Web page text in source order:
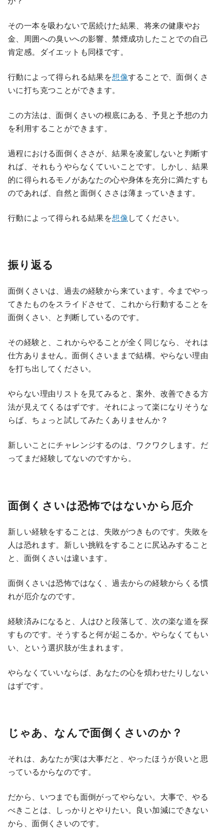
その一本を吸わないで居続けた結果、将来の健康やお
金、周囲への臭いへの影響、禁煙成功したことでの自己
肯定感。ダイエットも同様です。
行動によって得られる結果を想像することで、面倒くさ
いに打ち克つことができます。
この方法は、面倒くさいの根底にある、予見と予想の力
を利用することができます。
過程における面倒くささが、結果を凌駕しないと判断す
れば、それもうやらなくていいことです。しかし、結果
的に得られるモノがあなたの心や身体を充分に満たすも
のであれば、自然と面倒くささは薄まっていきます。
行動によって得られる結果を想像 してください。
振り返る
面倒くさいは、過去の経験から来ています。今までやっ
てきたものをスライドさせて、これから行動することを
面倒くさい、と判断しているのです。
その経験と、これからやることが全く同じなら、それは
仕方ありません。面倒くさいままで結構。やらない理由
を打ち出してください。
やらない理由リストを見てみると、案外、改善できる方
法が見えてくるはずです。それによって楽になりそうな
らば、ちょっと試してみたくありませんか？
新しいことにチャレンジするのは、ワクワクします。だ
ってまだ経験してないのですから。
面倒くさいは恐怖ではないから厄介
新しい経験をすることは、失敗がつきものです。失敗を
人は恐れます。新しい挑戦をすることに尻込みすること
と、面倒くさいは違います。
面倒くさいは恐怖ではなく、過去からの経験からくる慣
れが厄介なのです。
経験済みになると、人はひと段落して、次の楽な道を探
すものです。そうすると何が起こるか。やらなくてもい
い、という選択肢が生まれます。
やらなくていいならば、あなたの心を煩わせたりしない
はずです。
じゃあ、なんで面倒くさいのか？
それは、あなたが実は大事だと、やったほうが良いと思
っているからなのです。
だから、いつまでも面倒がってやらない。大事で、やる
べきことは、しっかりとやりたい。良い加減にできない
から、面倒くさいのです。